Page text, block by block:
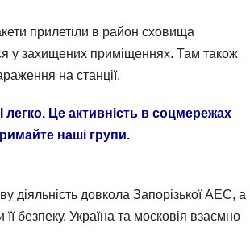
прилетіли в район сховища
у захищених приміщеннях. Там також
на станції.
Це активність в соцмережах
наші групи.
діяльність довкола Запорізької АЕС, а
безпеку. Україна та московія взаємно